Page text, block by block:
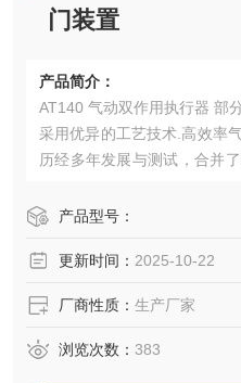
门装置
产品简介：
AT140 气动双作用执行器 部
采用优异的工艺技术.高效率
历经多年发展与测试，合并
成。产品型号：
更新时间： 2025-10-22
厂商性质： 生产厂家
浏览次数： 383